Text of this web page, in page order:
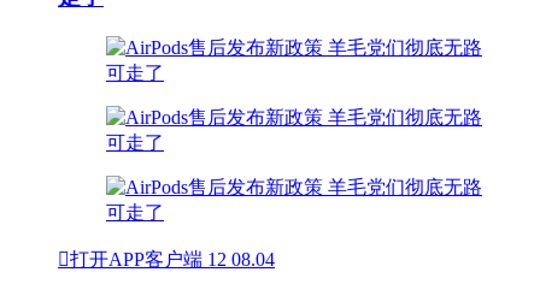
打开APP客户端 12 08.04